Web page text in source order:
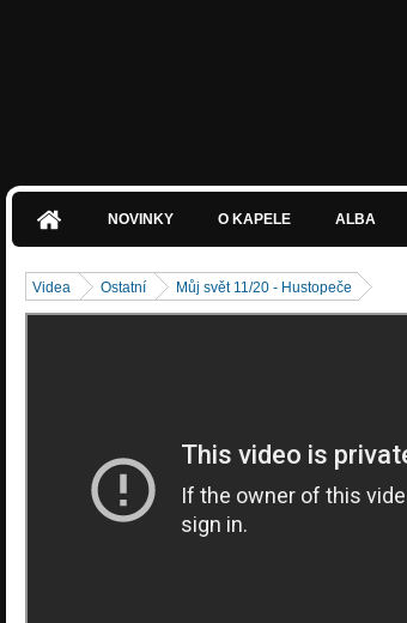
NOVINKY O KAPELE ALBA
Videa Ostatní Můj svět 11/20 - Hustopeče